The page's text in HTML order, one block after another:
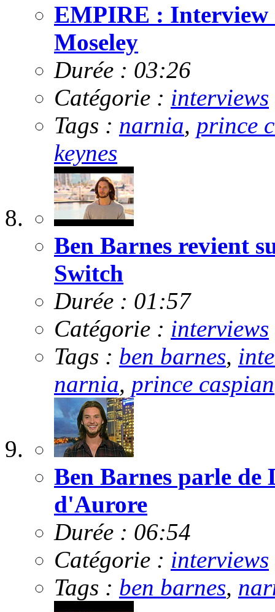
EMPIRE : Interview
Moseley
Durée : 03:26
Catégorie : interviews
Tags : narnia, prince
keynes
Ben Barnes revient
Switch
Durée : 01:57
Catégorie : interviews
Tags : ben barnes,
narnia, prince caspian
Ben Barnes parle de
d'Aurore
Durée : 06:54
Catégorie : interviews
Tags : ben barnes,